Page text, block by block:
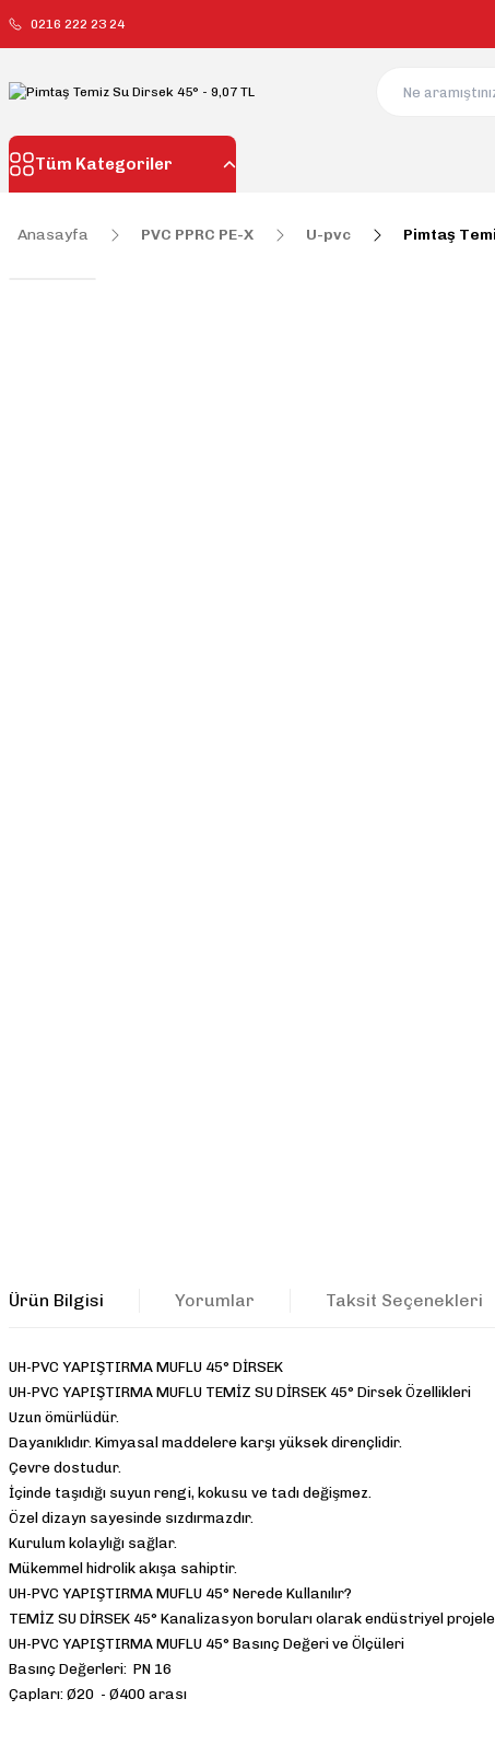
0216 222 23 24
Tüm Kategoriler
Anasayfa PVC PPRC PE-X U-pvc Pimtaş
Ürün Bilgisi Yorumlar Taksit Seçenekleri
UH-PVC YAPIŞTIRMA MUFLU 45° DİRSEK
UH-PVC YAPIŞTIRMA MUFLU TEMİZ SU DİRSEK 45° Dirsek Özellikleri
Uzun ömürlüdür.
Dayanıklıdır. Kimyasal maddelere karşı yüksek dirençlidir.
Çevre dostudur.
İçinde taşıdığı suyun rengi, kokusu ve tadı değişmez.
Özel dizayn sayesinde sızdırmazdır.
Kurulum kolaylığı sağlar.
Mükemmel hidrolik akışa sahiptir.
UH-PVC YAPIŞTIRMA MUFLU 45° Nerede Kullanılır?
TEMİZ SU DİRSEK 45° Kanalizasyon boruları olarak endüstriyel
UH-PVC YAPIŞTIRMA MUFLU 45° Basınç Değeri ve Ölçüleri
Basınç Değerleri: PN 16
Çapları: Ø20 - Ø400 arası